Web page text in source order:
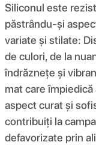
Siliconul este
păstrându-și
variate și stilate:
de culori, de la
îndrăznețe și
mat care
aspect curat și
contribuiți la
defavorizate prin